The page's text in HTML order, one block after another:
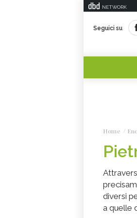
NETWORK
Seguici su
Home
diversi
a quelle